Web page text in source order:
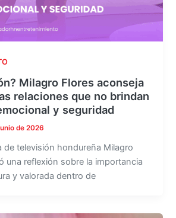
Milagro Flores aconseja
relaciones que no brindan
y seguridad
de 2026
de televisión hondureña Milagro
una reflexión sobre la importancia
y valorada dentro de